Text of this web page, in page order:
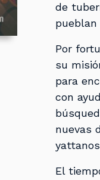
de
Por
su
para
con
nuevas
El